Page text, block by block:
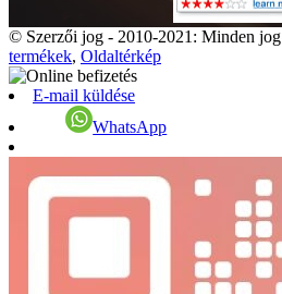
© Szerzői jog - 2010-2021: Minden
termékek, Oldaltérkép
E-mail küldése
WhatsApp